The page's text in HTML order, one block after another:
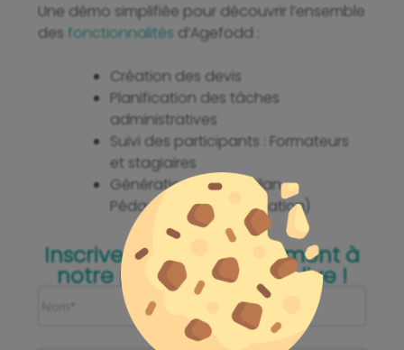
Une démo simplifiée pour découvrir l’ensemble
des fonctionnalités d’Agefodd :
Création des devis
Planification des tâches
administratives
Suivi des participants : Formateurs
et stagiaires
Génération du BPF (Bilan
Pédagogique de Formation)
Inscrivez-vous gratuitement à
notre prochaine démo live !